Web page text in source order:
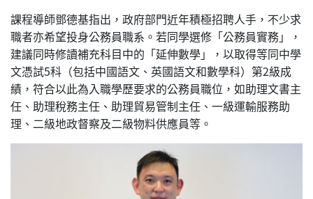
課程導師鄧德基指出，政府部門近年積極招聘人手，不少求
職者亦希望投身公務員職系。若同學選修「公務員實務」，
建議同時修讀補充科目中的「延伸數學」，以取得等同中學
文憑試5科（包括中國語文、英國語文和數學科）第2級成
績，符合以此為入職學歷要求的公務員職位，如助理文書主
任、助理稅務主任、助理貿易管制主任、一級運輸服務助
理、二級地政督察及二級物料供應員等。